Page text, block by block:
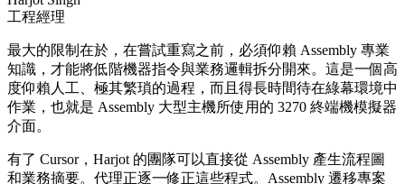
工程經理
最大的限制在於，在嘗試重寫之前，必須仰賴 Assembly 專業
知識，才能將低階機器指令與業務邏輯拆分開來。這是一個高
度仰賴人工、極其繁瑣的過程，而且得長時間待在綠幕環境中
作業，也就是 Assembly 大型主機所使用的 3270 終端機模擬器
介面。
有了 Cursor，Harjot 的團隊可以直接從 Assembly 產生流程圖
和業務摘要。代理正逐一修正這些程式。Assembly 遷移專案